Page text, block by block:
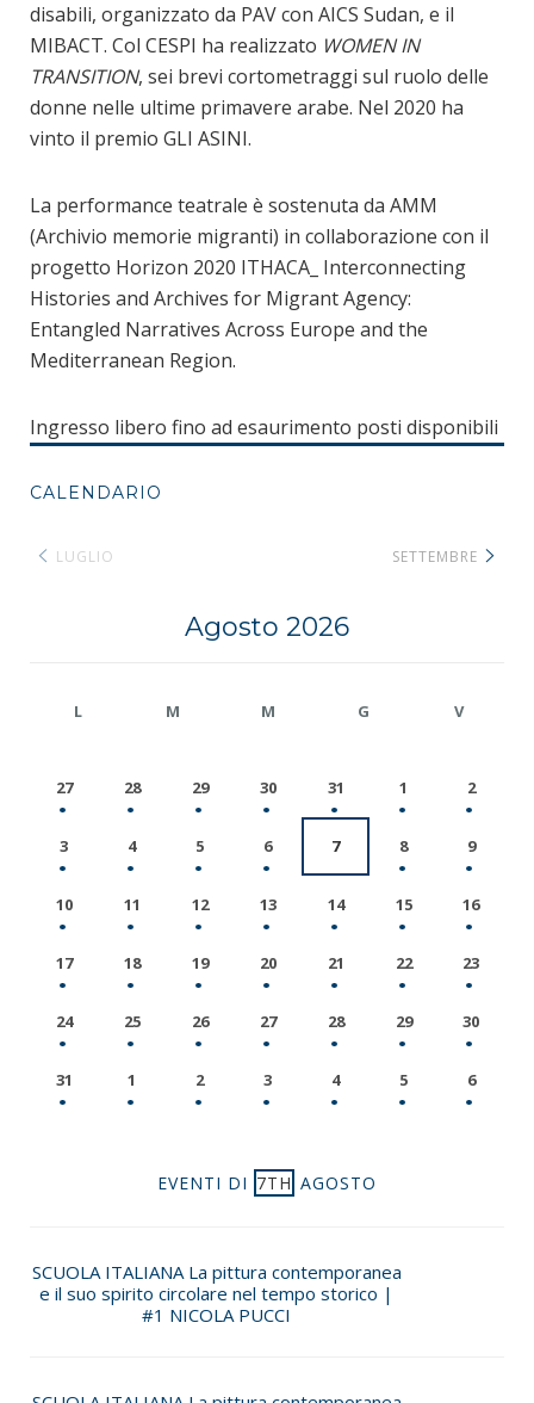
disabili, organizzato da PAV con AICS Sudan, e il
MIBACT. Col CESPI ha realizzato WOMEN IN
TRANSITION, sei brevi cortometraggi sul ruolo delle
donne nelle ultime primavere arabe. Nel 2020 ha
vinto il premio GLI ASINI.
La performance teatrale è sostenuta da AMM
(Archivio memorie migranti) in collaborazione con il
progetto Horizon 2020 ITHACA_ Interconnecting
Histories and Archives for Migrant Agency:
Entangled Narratives Across Europe and the
Mediterranean Region.
Ingresso libero fino ad esaurimento posti disponibili
CALENDARIO
LUGLIO
Agosto 2026
SETTEMBRE
L M M G V
27 28 29 30 31 1 2
3 4 5 6 7 8 9
10 11 12 13 14 15 16
17 18 19 20 21 22 23
24 25 26 27 28 29 30
31 1 2 3 4 5 6
EVENTI DI 7TH AGOSTO
SCUOLA ITALIANA La pittura contemporanea
e il suo spirito circolare nel tempo storico |
#1 NICOLA PUCCI